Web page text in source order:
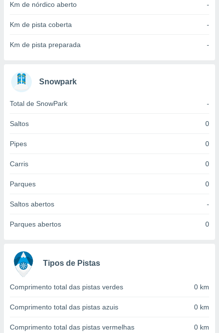
utilizar
medir
medir o
de
fontes,
dados
através
Km de nórdico aberto -
Km de pista coberta -
Km de pista preparada -
Snowpark
Total de SnowPark -
Saltos 0
Pipes 0
Carris 0
Parques 0
Saltos abertos -
Parques abertos 0
Tipos de Pistas
Comprimento total das pistas verdes 0 km
Comprimento total das pistas azuis 0 km
Comprimento total das pistas vermelhas 0 km